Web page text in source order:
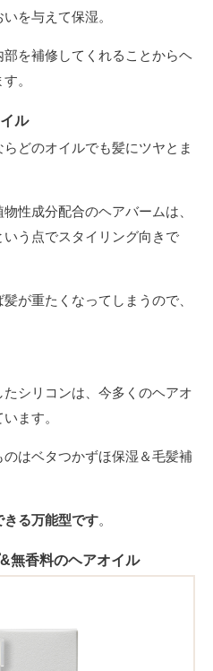
を与えて保湿。
を補修してくれることからヘ
。
ル
どのオイルでも髪にツヤとま
性成分配合のヘアバームは、
う点でスタイリング向きで
が重たくなってしまうので、
シリコンは、今多くのヘアオ
ます。
はベタつかずほ保湿＆毛髪補
きる万能型です。
無香料のヘアオイル